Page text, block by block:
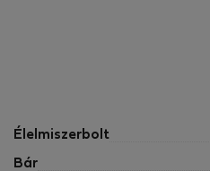
Élelmiszerbolt
Bár